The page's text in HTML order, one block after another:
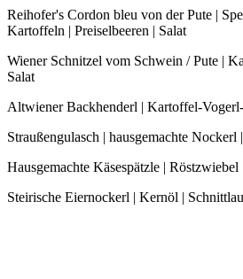
Reihofer's Cordon bleu von der Pute |
Kartoffeln | Preiselbeeren | Salat
Wiener Schnitzel vom Schwein / Pute |
Salat
Altwiener Backhenderl | Kartoffel-Vogerl-
Straußengulasch | hausgemachte Nockerl
Hausgemachte Käsespätzle | Röstzwiebel
Steirische Eiernockerl | Kernöl |